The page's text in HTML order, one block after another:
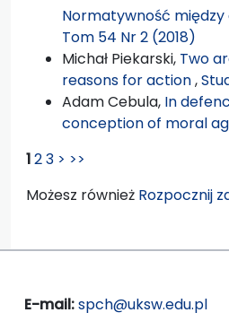
Normatywność
Tom 54 Nr 2 (2018)
Michał Piekarski, Two
reasons for action,
Adam Cebula, In
conception of moral
123 > >>
Możesz również Rozpocznij
E-mail:spch@uksw.edu.pl